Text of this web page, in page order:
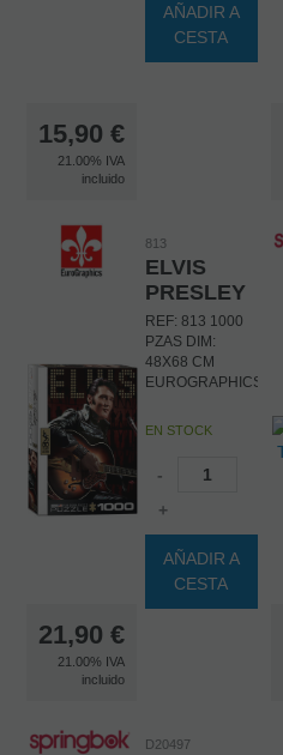
15,90 €
21.00% IVA
incluido
AÑADIR A
CESTA
21,90 €
21.00% IVA
incluido
813
ELVIS
PRESLEY
REF: 813 1000
PZAS DIM:
48X68 CM
EUROGRAPHICS
EN STOCK
-
+
AÑADIR A
CESTA
D20497